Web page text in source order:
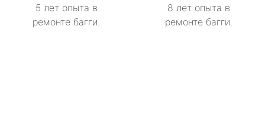
5 лет опыта в
ремонте багги.
8 лет опыта в
ремонте багги.